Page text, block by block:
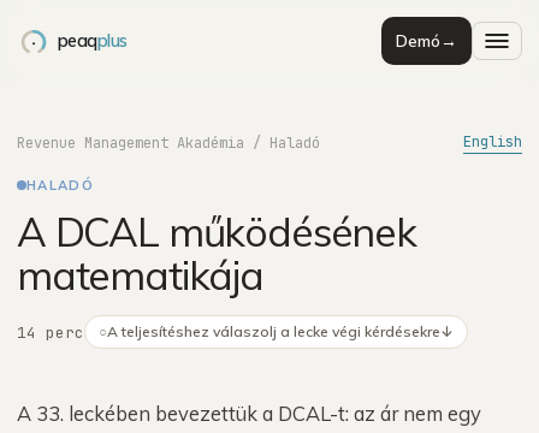
peaqplus Demó→
Revenue Management Akadémia / Haladó English
HALADÓ
A DCAL működésének
matematikája
14 perc ○A teljesítéshez válaszolj a lecke végi kérdésekre↓
A 33. leckében bevezettük a DCAL-t: az ár nem egy